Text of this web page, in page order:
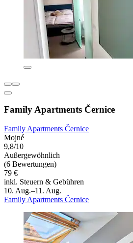
Family Apartments Černice
Family Apartments Černice
Mojné
9,8/10
Außergewöhnlich
(6 Bewertungen)
79 €
inkl. Steuern & Gebühren
10. Aug.–11. Aug.
Family Apartments Černice